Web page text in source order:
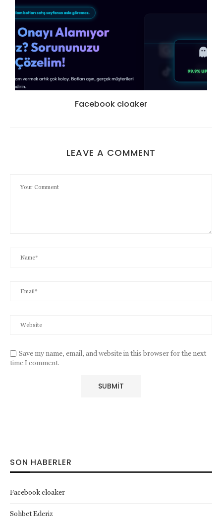
Facebook cloaker
LEAVE A COMMENT
Save my name, email, and website in this browser for the next
time I comment.
SON HABERLER
Facebook cloaker
Sohbet Ederiz